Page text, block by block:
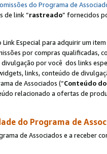
do Programa de
de link “rastreado” fornecidos
Link Especial para adquirir um
por compras qualificadas,
por você dos links
links, conteúdo de
de Associados (“Conteúdo
relacionado a ofertas de
do Programa de
de Associados e a receber